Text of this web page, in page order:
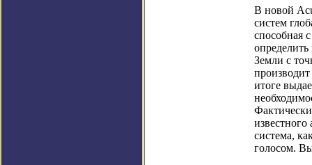
В новой
систем
способная
Земли с
итоге
система,
голосом.